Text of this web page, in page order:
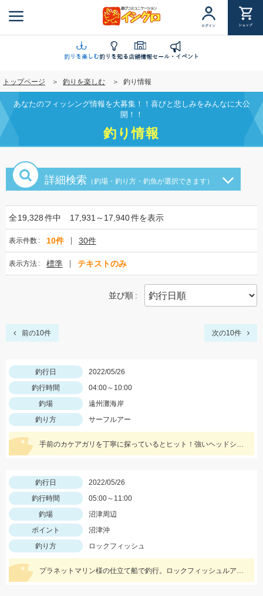
ン
に
移
動
ログイン ショップ
釣りを楽しむ釣りを知る店舗情報セール・イベント
トップページ 釣りを楽しむ 釣り情報
あなたのフィッシング情報を大募集！！喜びと悲しみをみんなに大公
開！！
釣り情報
詳細検索 （釣場・釣り方・釣魚が選択できます）
全19,328件中 17,931～17,940件を表示
表示件数 10件 30件
表示方法 標準 テキストのみ
並び順
前の10件 次の10件
釣行日
2022/05/26
釣行時間
04:00～10:00
釣場
遠州灘海岸
釣り方
サーフルアー
手前のカケアガリを丁寧に探っているとヒット！強いヘッドシェイクがたまりません！
釣行日
2022/05/26
釣行時間
05:00～11:00
釣場
沼津周辺
ポイント
沼津沖
釣り方
ロックフィッシュ
プラネットマリン様の仕立て船で釣行。ロックフィッシュルアー以外にもテンヤやジグ、キャスティングなどその場に応じて色々な釣りが出来ました。